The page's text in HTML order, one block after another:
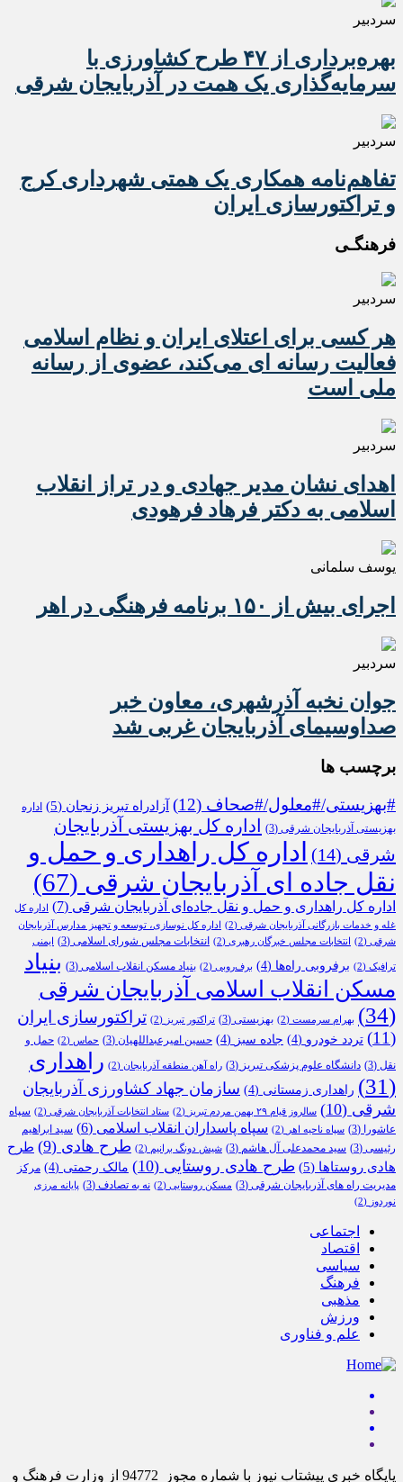
سردبیر
بهره‌برداری از ۴۷ طرح کشاورزی با
سرمایه‌گذاری یک همت در آذربایجان شرقی
سردبیر
تفاهم‌نامه همکاری یک همتی شهرداری کرج
و تراکتورسازی ایران
فرهنگـی
سردبیر
هر کسی برای اعتلای ایران و نظام اسلامی
فعالیت رسانه ای می‌کند، عضوی از رسانه
ملی است
سردبیر
اهدای نشان مدیر جهادی و در تراز انقلاب
اسلامی به دکتر فرهاد فرهودی
یوسف سلمانی
اجرای بیش از ۱۵۰ برنامه فرهنگی در اهر
سردبیر
جوان نخبه آذرشهری، معاون خبر
صداوسیمای آذربایجان غربی شد
برچسب ها
#بهزیستی/#معلول/#صحاف (12) آزادراه تبریز زنجان (5)
اداره
بهزیستی آذربایجان شرقی (3)
اداره کل بهزیستی آذربایجان
شرقی (14)
اداره کل راهداری و حمل و
نقل جاده ای آذربایجان شرقی (67)
اداره کل راهداری و حمل و نقل جاده‌ای آذربایجان شرقی (7)
اداره کل
غله و خدمات بازرگانی آذربایجان شرقی (2)
اداره کل نوسازی، توسعه و تجهیز مدارس آذربایجان
شرقی (2) انتخابات مجلس خبرگان رهبری (2) انتخابات مجلس شورای اسلامی (3) ایمنی
ترافیک (2) برفروبی راه‌ها (4) برف‌روبی (2) بنیاد مسکن انقلاب اسلامی (3)
بنیاد
مسکن انقلاب اسلامی آذربایجان شرقی
(34)
بهرام سرمست (2) بهزیستی (3) تراکتور تبریز (2)
تراکتورسازی ایران
(11)
تردد خودرو (4) جاده سبز (4) حسین امیرعبداللهیان (3) حماس (2)
حمل و
نقل (3) دانشگاه علوم پزشکی تبریز (3) راه آهن منطقه آذربایجان (2)
راهداری
(31)
راهداری زمستانی (4)
سازمان جهاد کشاورزی آذربایجان
شرقی (10) سالروز قیام ۲۹ بهمن مردم تبریز (2) ستاد انتخابات آذربایجان شرقی (2)
سپاه
عاشورا
(3) سپاه ناحیه اهر (2) سپاه پاسداران انقلاب اسلامی (6)
سید ابراهیم
رئیسی (3) سید محمدعلی آل هاشم (3) شیش دونگ برانیم (2) طرح هادی (9)
طرح
هادی روستاها (5) طرح هادی روستایی (10) مالک رحمتی (4)
مرکز
مدیریت راه های آذربایجان شرقی (3) مسکن روستایی (2) نه به تصادف (3)
پایانه مرزی
نوردوز (2)
اجتماعی
اقتصاد
سیاسی
فرهنگ
مذهبی
ورزش
علم و فناوری
پایگاه خبری پیشتاب نیوز با شماره مجوز 94772 از وزارت فرهنگ و